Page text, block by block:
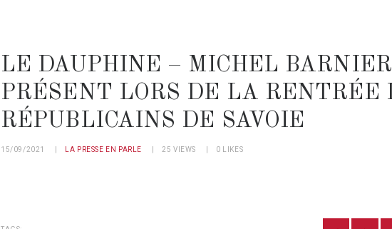
LE DAUPHINE – MICHEL BARNIER
PRÉSENT LORS DE LA RENTRÉE
RÉPUBLICAINS DE SAVOIE
15/09/2021 LA PRESSE EN PARLE 25 VIEWS 0 LIKES